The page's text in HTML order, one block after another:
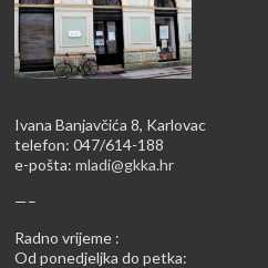
Ivana Banjavčića 8, Karlovac
telefon: 047/614-188
e-pošta:mladi@gkka.hr
—–
Radno vrijeme :
Od ponedjeljka do petka: